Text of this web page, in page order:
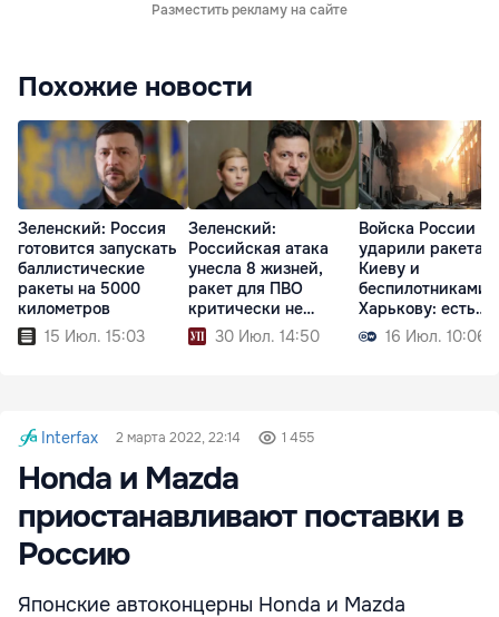
Разместить рекламу на сайте
Похожие новости
Зеленский: Россия
готовится запускать
баллистические
ракеты на 5000
километров
15 Июл. 15:03
Зеленский:
Российская атака
унесла 8 жизней,
ракет для ПВО
критически не
хватает
30 Июл. 14:50
Войска России
ударили
Киеву и
беспилотниками
Харькову: есть
жертвы16 Июл. 10:06
Interfax 2 марта 2022, 22:14 1 455
Honda и Mazda
приостанавливают поставки в
Россию
Японские автоконцерны Honda и Mazda